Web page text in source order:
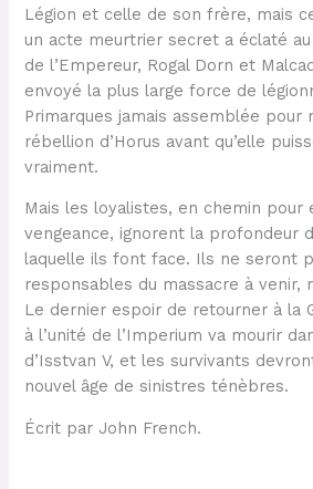
Légion et celle de son frère, mais
un acte meurtrier secret a éclaté au
de l’Empereur, Rogal Dorn et
envoyé la plus large force de
Primarques jamais assemblée pour
rébellion d’Horus avant qu’elle
vraiment.
Mais les loyalistes, en chemin pour
vengeance, ignorent la profondeur
laquelle ils font face. Ils ne seront
responsables du massacre à venir,
Le dernier espoir de retourner à la
à l’unité de l’Imperium va mourir
d’Isstvan V, et les survivants
nouvel âge de sinistres ténèbres.
Écrit par John French.